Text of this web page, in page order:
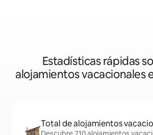
Estadísticas rápidas
alojamientos vacacionales
Total de alojamientos